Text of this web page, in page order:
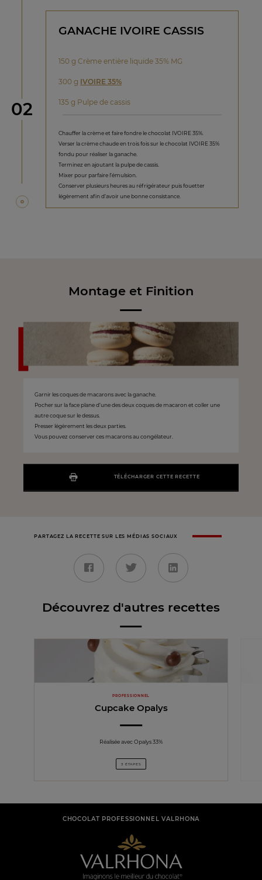
étape
02
GANACHE IVOIRE CASSIS
150 g Crème entière liquide 35% MG
300 g IVOIRE 35%
135 g Pulpe de cassis
Chauffer la crème et faire fondre le chocolat IVOIRE 35%.
Verser la crème chaude en trois fois sur le chocolat IVOIRE 35%
fondu pour réaliser la ganache.
Terminez en ajoutant la pulpe de cassis.
Mixer pour parfaire l’émulsion.
Conserver plusieurs heures au réfrigérateur puis fouetter
légèrement afin d’avoir une bonne consistance.
Montage et Finition
TÉLÉCHARGER CETTE RECETTE
Garnir les coques de macarons avec la ganache.
Pocher sur la face plane d’une des deux coques de macaron et coller une
autre coque sur le dessus.
Presser légèrement les deux parties.
Vous pouvez conserver ces macarons au congélateur.
PARTAGEZ LA RECETTE SUR LES MÉDIAS SOCIAUX
Découvrez d'autres recettes
PROFESSIONNEL
Cupcake Opalys
Réalisée avec Opalys 33%
3 ÉTAPES
CHOCOLAT PROFESSIONNEL VALRHONA